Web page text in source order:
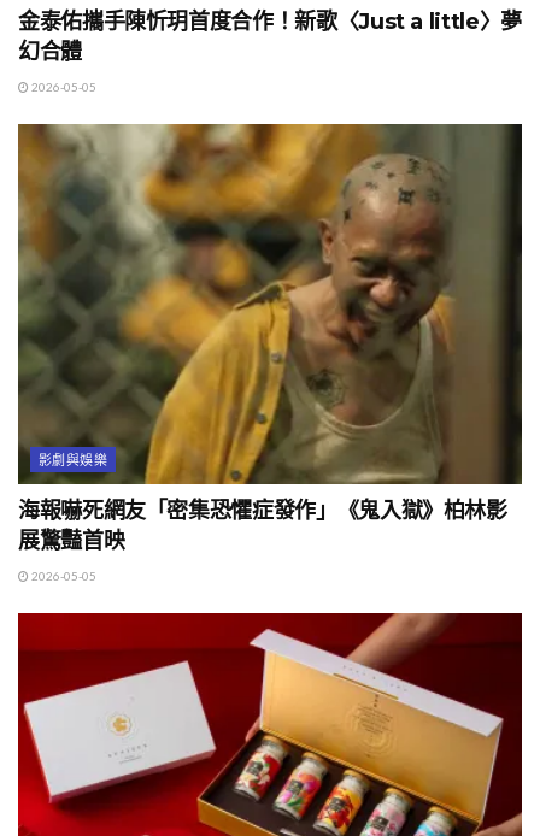
金泰佑攜手陳忻玥首度合作！新歌〈Just a little〉夢
幻合體
2026-05-05
影劇與娛樂
海報嚇死網友「密集恐懼症發作」《鬼入獄》柏林影
展驚豔首映
2026-05-05